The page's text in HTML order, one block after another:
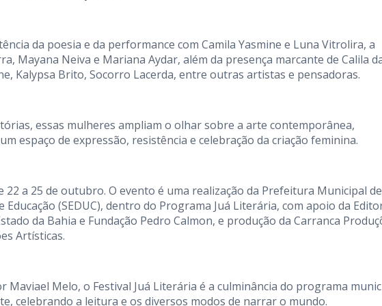
da poesia e da performance com Camila Yasmine e Luna Vitrolira, a
Mayana Neiva e Mariana Aydar, além da presença marcante de Calila
Kalypsa Brito, Socorro Lacerda, entre outras artistas e pensadoras.
essas mulheres ampliam o olhar sobre a arte contemporânea,
espaço de expressão, resistência e celebração da criação feminina.
22 a 25 de outubro. O evento é uma realização da Prefeitura Municipal de
Educação (SEDUC), dentro do Programa Juá Literária, com apoio da
da Bahia e Fundação Pedro Calmon, e produção da Carranca
Artísticas.
Maviael Melo, o Festival Juá Literária é a culminância do programa
celebrando a leitura e os diversos modos de narrar o mundo.